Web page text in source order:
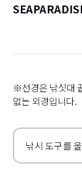
※선경은 낚싯대
없는 외경입니다.
낚시 도구를